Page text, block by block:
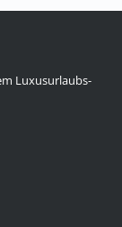
Luxusurlaubs-